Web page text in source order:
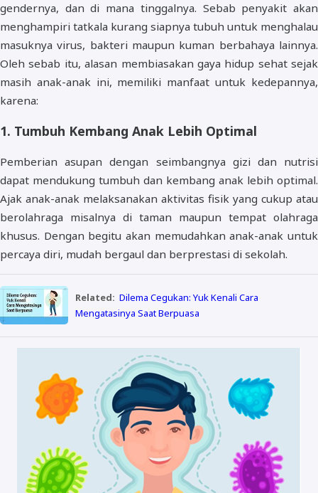
gendernya, dan di mana tinggalnya. Sebab penyakit akan
menghampiri tatkala kurang siapnya tubuh untuk menghalau
masuknya virus, bakteri maupun kuman berbahaya lainnya.
Oleh sebab itu, alasan membiasakan gaya hidup sehat sejak
masih anak-anak ini, memiliki manfaat untuk kedepannya,
karena:
1. Tumbuh Kembang Anak Lebih Optimal
Pemberian asupan dengan seimbangnya gizi dan nutrisi
dapat mendukung tumbuh dan kembang anak lebih optimal.
Ajak anak-anak melaksanakan aktivitas fisik yang cukup atau
berolahraga misalnya di taman maupun tempat olahraga
khusus. Dengan begitu akan memudahkan anak-anak untuk
percaya diri, mudah bergaul dan berprestasi di sekolah.
Related: Dilema Cegukan: Yuk Kenali Cara
Mengatasinya Saat Berpuasa